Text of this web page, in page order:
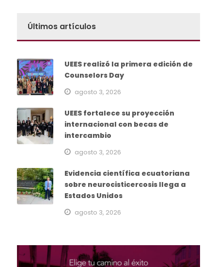
Últimos artículos
UEES realizó la primera edición de
Counselors Day
agosto 3, 2026
UEES fortalece su proyección
internacional con becas de
intercambio
agosto 3, 2026
Evidencia científica ecuatoriana
sobre neurocisticercosis llega a
Estados Unidos
agosto 3, 2026